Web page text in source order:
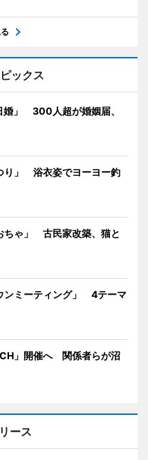
ックス
婚」 300人超が婚姻届、
り」 浴衣姿でヨーヨー釣
ちゃ」 古民家改築、猫と
ンミーティング」 4テーマ
」開催へ 関係者らが沼
ース